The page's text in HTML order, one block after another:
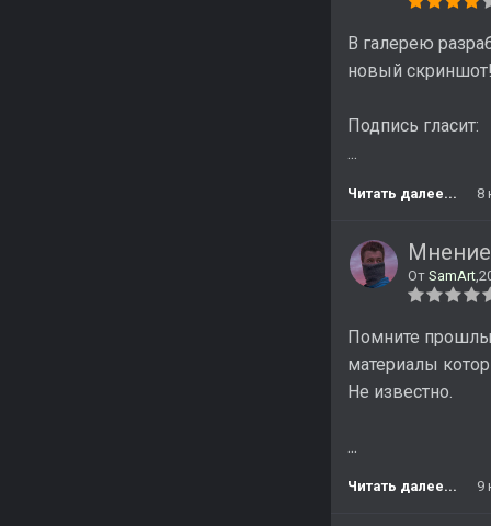
В галерею
новый
Подпись гласит:
...
Читать далее... 8
Мнение
От SamArt
Помните
материалы
Не известно.
Читать далее... 9